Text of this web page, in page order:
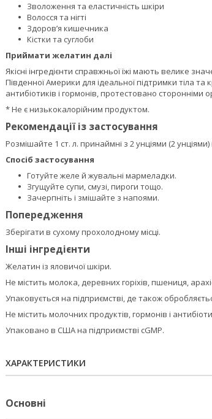
Зволоження та еластичність шкіри
Волосся та нігті
Здоров’я кишечника
Кістки та суглоби
Приймати желатин далі
Якісні інгредієнти справжньої їжі мають велике
Південної Америки для ідеальної підтримки тіла
антибіотиків і гормонів, протестовано
* Не є низькокалорійним продуктом.
Рекомендації із застосування
Розмішайте 1 ст. л. принаймні з 2 унціями (2
Спосіб застосування
Готуйте желе й жувальні мармеладки.
Згущуйте супи, смузі, пироги тощо.
Зачерпніть і змішайте з напоями.
Попередження
Зберігати в сухому прохолодному місці.
Інші інгредієнти
Желатин із яловичої шкіри.
Не містить молока, деревних горіхів, пшениця,
Упаковується на підприємстві, де також
Не містить молочних продуктів, гормонів і
Упаковано в США на підприємстві cGMP.
ХАРАКТЕРИСТИКИ
Основні